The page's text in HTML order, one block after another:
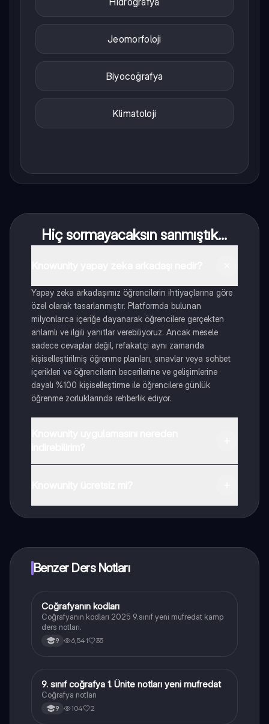
Jeomorfoloji
Biyocoğrafya
Klimatoloji
Hiç sormayacaksın sanmıştık...
Yapay zeka arkadaşımız öğrencilerin ihtiyaçlarına göre
özel olarak tasarlanmıştır. Platformda bulunan
milyonlarca içeriğe dayanarak öğrencilere gerçekten
anlamlı ve ilgili yanıtlar verebiliyoruz. Ancak mesele
sadece cevaplar değil, refakatçi aynı zamanda
kişiselleştirilmiş öğrenme planları, sınavlar veya sohbet
içerikleri ve öğrencilerin becerilerine ve gelişimlerine
dayalı %100 kişiselleştirme ile öğrencilere günlük
öğrenme zorluklarında rehberlik ediyor.
Benzer Ders Notları
Coğrafya
Coğrafyanın kodları
Coğrafyanın kodları 2025 9.sınıf yeni müfredat kamp
ders notları.
9 6,541 35
Coğrafya
9. sınıf coğrafya 1. Ünite notları yeni mufredat
Coğrafya notları
9 104 2